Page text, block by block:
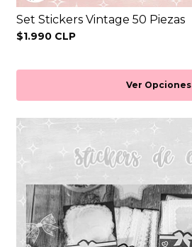
Set Stickers Vintage 50 Piezas
$1.990 CLP
Ver Opciones